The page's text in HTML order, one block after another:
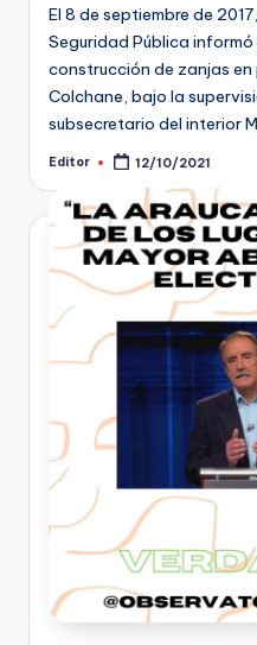
El 8 de septiembre de
Seguridad Pública
construcción de zanjas
Colchane, bajo la
subsecretario del interior
Publicado
Editor 12/10/2021